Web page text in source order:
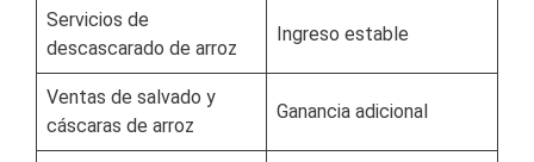
Servicios de
descascarado de arroz
Ingreso estable
Ventas de salvado y
cáscaras de arroz
Ganancia adicional